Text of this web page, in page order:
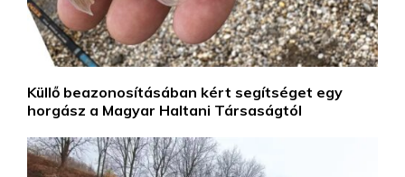
Küllő beazonosításában kért segítséget egy
horgász a Magyar Haltani Társaságtól